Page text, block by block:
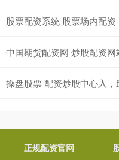
股票配资系统 股票场内配
中国期货配资网 炒股配资
操盘股票 配资炒股中心入，
正规配资官网